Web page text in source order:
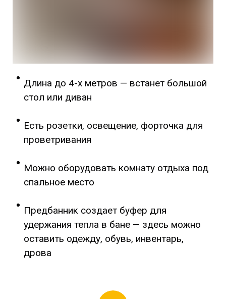
Длина до 4-х метров — встанет большой
стол или диван
Есть розетки, освещение, форточка для
проветривания
Можно оборудовать комнату отдыха под
спальное место
Предбанник создает буфер для
удержания тепла в бане — здесь можно
оставить одежду, обувь, инвентарь,
дрова